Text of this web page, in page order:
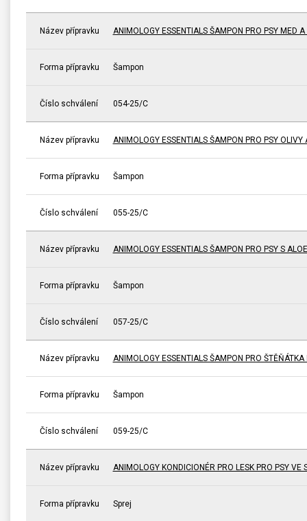
Název přípravku ANIMOLOGY ESSENTIALS ŠAMPON PRO PSY MED
Forma přípravku Šampon
Číslo schválení 054-25/C
Název přípravku ANIMOLOGY ESSENTIALS ŠAMPON PRO PSY OLIVY
Forma přípravku Šampon
Číslo schválení 055-25/C
Název přípravku ANIMOLOGY ESSENTIALS ŠAMPON PRO PSY S
Forma přípravku Šampon
Číslo schválení 057-25/C
Název přípravku ANIMOLOGY ESSENTIALS ŠAMPON PRO
Forma přípravku Šampon
Číslo schválení 059-25/C
Název přípravku ANIMOLOGY KONDICIONÉR PRO LESK PRO PSY VE
Forma přípravku Sprej